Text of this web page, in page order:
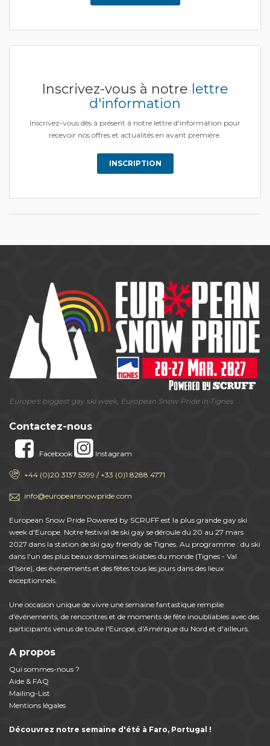
Inscrivez-vous à notre lettre
d'information
Inscrivez-vous dès à présent à notre lettre d'information pour
recevoir nos offres et actualités en avant première.
INSCRIPTION
Europe's biggest gay ski week, European Snow Pride in Tignes
Contactez-nous
Facebook Instagram
+44 (0)20 3137 5399 / +33 (0)1 8288 4771
info@europeansnowpride.com
European Snow Pride Powered by SCRUFF est la plus grande gay ski
week d'Europe. Notre festival de ski gay se déroule du 20 au 27 mars
2027 dans la station de ski gay friendly de Tignes. Au programme : du ski
dans l'un des plus beaux domaines skiables du monde (Tignes - Val
d'Isère), des événements et des fêtes tous les jours dans des lieux
exceptionnels.
Une occasion unique de vivre une semaine fantastique remplie
d'événements, de rencontres et de moments de fête inoubliables avec des
participants venus de toute l'Europe, d'Amérique du Nord et d'ailleurs.
A propos
Qui sommes-nous ?
Aide & FAQ
Mailing-List
Mentions légales
Découvrez notre semaine d'été à Faro, Portugal !